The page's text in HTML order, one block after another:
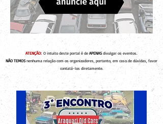
ATENÇÃO: O intuito deste portal é de APENAS divulgar os eventos.
NÃO TEMOS nenhuma relação com os organizadores, portanto, em caso de dúvidas, favor
contatá-los diretamente.